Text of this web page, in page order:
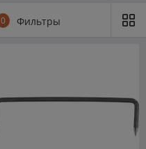
0 Фильтры